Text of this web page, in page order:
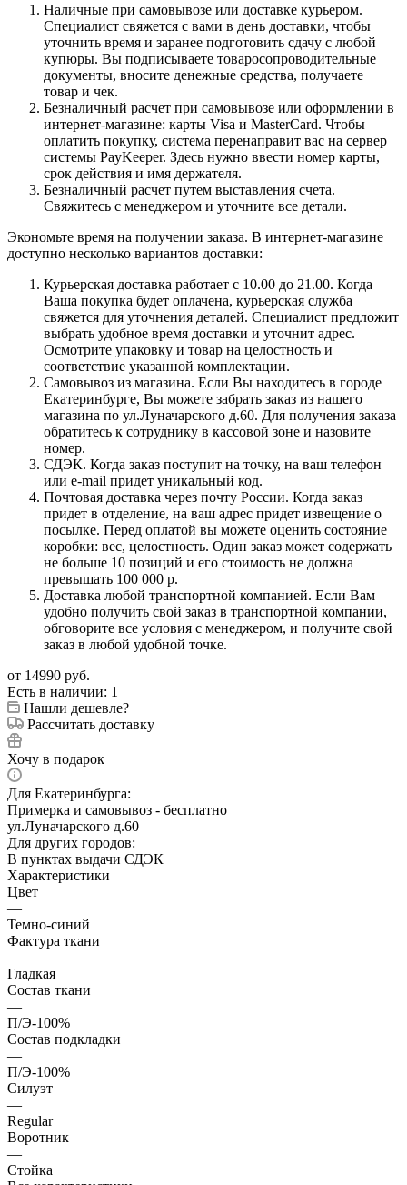
Наличные при самовывозе или доставке курьером.
Специалист свяжется с вами в день доставки, чтобы
уточнить время и заранее подготовить сдачу с любой
купюры. Вы подписываете товаросопроводительные
документы, вносите денежные средства, получаете
товар и чек.
Безналичный расчет при самовывозе или оформлении в
интернет-магазине: карты Visa и MasterCard. Чтобы
оплатить покупку, система перенаправит вас на сервер
системы PayKeeper. Здесь нужно ввести номер карты,
срок действия и имя держателя.
Безналичный расчет путем выставления счета.
Свяжитесь с менеджером и уточните все детали.
Экономьте время на получении заказа. В интернет-магазине
доступно несколько вариантов доставки:
Курьерская доставка работает с 10.00 до 21.00. Когда
Ваша покупка будет оплачена, курьерская служба
свяжется для уточнения деталей. Специалист предложит
выбрать удобное время доставки и уточнит адрес.
Осмотрите упаковку и товар на целостность и
соответствие указанной комплектации.
Самовывоз из магазина. Если Вы находитесь в городе
Екатеринбурге, Вы можете забрать заказ из нашего
магазина по ул.Луначарского д.60. Для получения заказа
обратитесь к сотруднику в кассовой зоне и назовите
номер.
СДЭК. Когда заказ поступит на точку, на ваш телефон
или e-mail придет уникальный код.
Почтовая доставка через почту России. Когда заказ
придет в отделение, на ваш адрес придет извещение о
посылке. Перед оплатой вы можете оценить состояние
коробки: вес, целостность. Один заказ может содержать
не больше 10 позиций и его стоимость не должна
превышать 100 000 р.
Доставка любой транспортной компанией. Если Вам
удобно получить свой заказ в транспортной компании,
обговорите все условия с менеджером, и получите свой
заказ в любой удобной точке.
от 14990 руб.
Есть в наличии: 1
Нашли дешевле?
Рассчитать доставку
Хочу в подарок
Для Екатеринбурга:
Примерка и самовывоз - бесплатно
ул.Луначарского д.60
Для других городов:
В пунктах выдачи СДЭК
Характеристики
Цвет
—
Темно-синий
Фактура ткани
—
Гладкая
Состав ткани
—
П/Э-100%
Состав подкладки
—
П/Э-100%
Силуэт
—
Regular
Воротник
—
Стойка